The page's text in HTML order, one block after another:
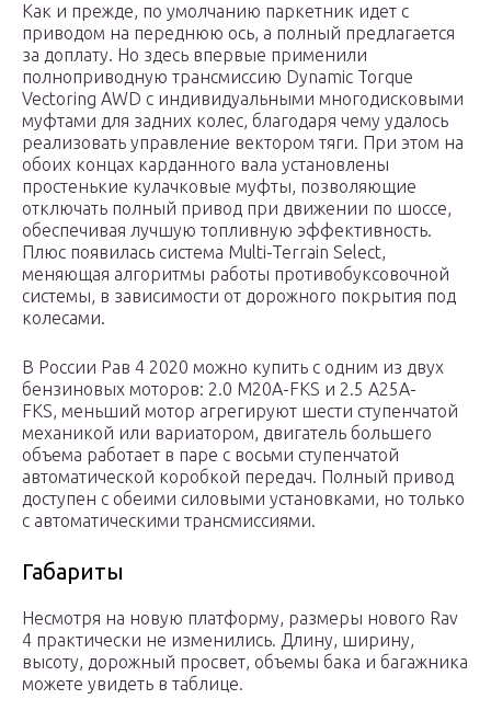
Как и прежде, по умолчанию паркетник идет с
приводом на переднюю ось, а полный предлагается
за доплату. Но здесь впервые применили
полноприводную трансмиссию Dynamic Torque
Vectoring AWD с индивидуальными многодисковыми
муфтами для задних колес, благодаря чему удалось
реализовать управление вектором тяги. При этом на
обоих концах карданного вала установлены
простенькие кулачковые муфты, позволяющие
отключать полный привод при движении по шоссе,
обеспечивая лучшую топливную эффективность.
Плюс появилась система Multi-Terrain Select,
меняющая алгоритмы работы противобуксовочной
системы, в зависимости от дорожного покрытия под
колесами.
В России Рав 4 2020 можно купить с одним из двух
бензиновых моторов: 2.0 M20A-FKS и 2.5 A25A-
FKS, меньший мотор агрегируют шести ступенчатой
механикой или вариатором, двигатель большего
объема работает в паре с восьми ступенчатой
автоматической коробкой передач. Полный привод
доступен с обеими силовыми установками, но только
с автоматическими трансмиссиями.
Габариты
Несмотря на новую платформу, размеры нового Rav
4 практически не изменились. Длину, ширину,
высоту, дорожный просвет, объемы бака и багажника
можете увидеть в таблице.